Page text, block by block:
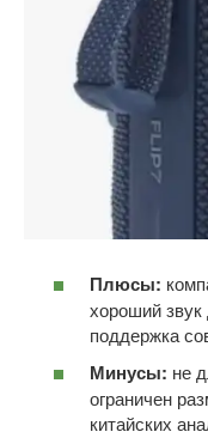
Плюсы:
хороший
поддержка
Минусы: не
ограничен
китайских